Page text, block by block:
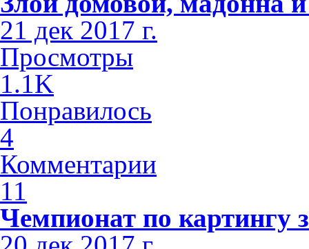
21 дек 2017 г.
Просмотры
1.1K
Понравилось
4
Комментарии
11
Чемпионат по картингу